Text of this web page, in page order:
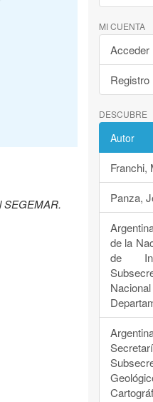
SEGEMAR.
MI CUENTA
Acceder
Registro
DESCUBRE
Autor
Franchi,
Panza,
de la
de